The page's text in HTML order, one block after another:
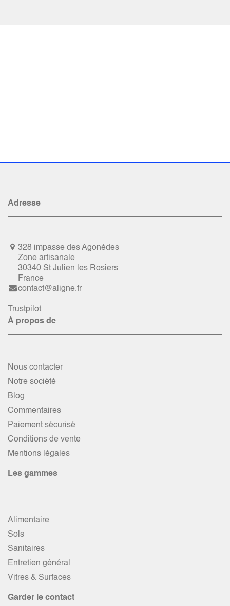
Adresse
328 impasse des Agonèdes
Zone artisanale
30340 St Julien les Rosiers
France
contact@aligne.fr
Trustpilot
À propos de
Nous contacter
Notre société
Blog
Commentaires
Paiement sécurisé
Conditions de vente
Mentions légales
Les gammes
Alimentaire
Sols
Sanitaires
Entretien général
Vitres & Surfaces
Garder le contact